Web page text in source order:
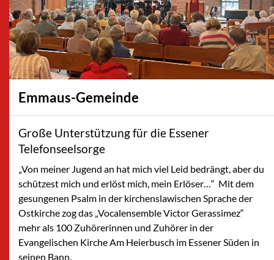
Emmaus-Gemeinde
Große Unterstützung für die Essener
Telefonseelsorge
„Von meiner Jugend an hat mich viel Leid bedrängt, aber du
schützest mich und erlöst mich, mein Erlöser…“ Mit dem
gesungenen Psalm in der kirchenslawischen Sprache der
Ostkirche zog das „Vocalensemble Victor Gerassimez“
mehr als 100 Zuhörerinnen und Zuhörer in der
Evangelischen Kirche Am Heierbusch im Essener Süden in
seinen Bann.